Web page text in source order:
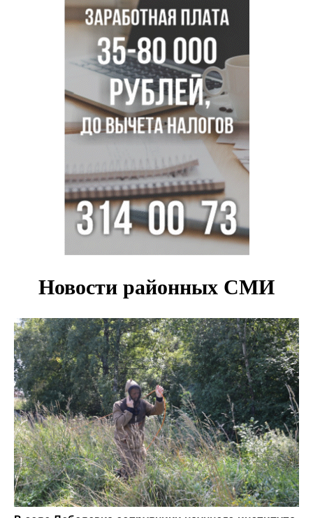
В Новосибирске зафиксирован рост заболеваемости
энтеровирусной инфекцией
В Новосибирске осудили внука за продажу дедова ружья